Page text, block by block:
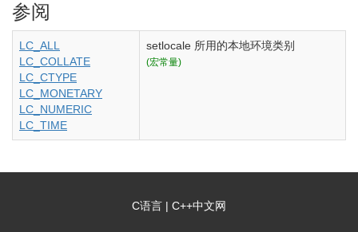
参阅
LC_ALL
LC_COLLATE
LC_CTYPE
LC_MONETARY
LC_NUMERIC
LC_TIME
setlocale 所用的本地环境类别
(宏常量)
C语言 | C++中文网